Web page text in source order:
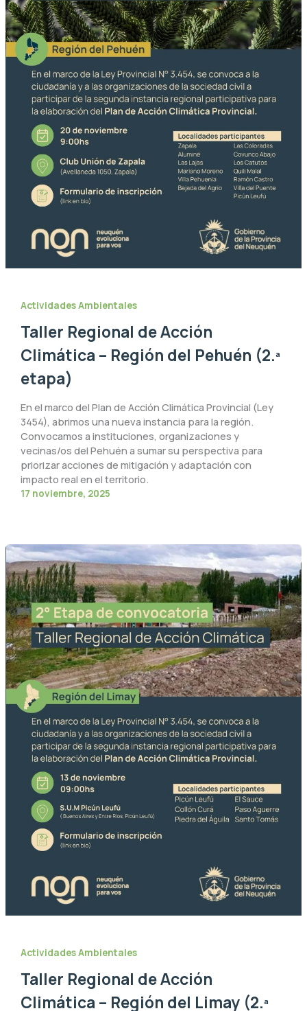
Actividades Ambientales
Taller Regional de Acción
Climática – Región del Pehuén (2.ª
etapa)
En el marco del Plan de Acción Climática Provincial (Ley
3454), abrimos una nueva instancia para la región.
Convocamos a instituciones, organizaciones y
vecinas/os del Pehuén a sumar su perspectiva para
priorizar acciones de mitigación y adaptación con
impacto real en el territorio.
17 noviembre, 2025
Actividades Ambientales
Taller Regional de Acción
Climática – Región del Limay (2.ª